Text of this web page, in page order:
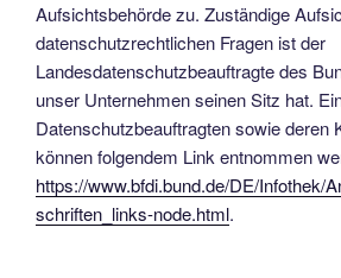
Aufsichtsbehörde zu. Zuständige
datenschutzrechtlichen Fragen ist der
Landesdatenschutzbeauftragte des
unser Unternehmen seinen Sitz hat.
Datenschutzbeauftragten sowie deren
können folgendem Link entnommen
https://www.bfdi.bund.de/DE/Infothek/
schriften_links-node.html.